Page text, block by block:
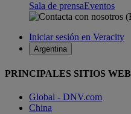
Sala de prensaEventos
Iniciar sesión en Veracity
Argentina
PRINCIPALES SITIOS WEB
Global - DNV.com
China